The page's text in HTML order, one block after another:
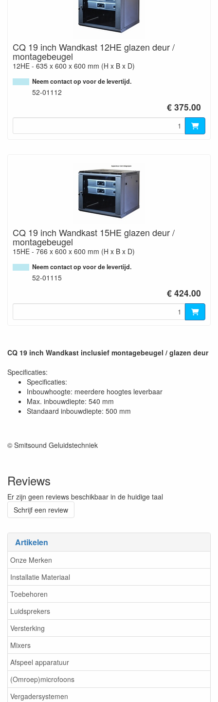
Artikelen
Onze Merken
Installatie Materiaal
Toebehoren
Luidsprekers
Versterking
Mixers
Afspeel apparatuur
(Omroep)microfoons
Vergadersystemen
CQ 19 inch Wandkast 12HE glazen deur /
montagebeugel
12HE - 635 x 600 x 600 mm (H x B x D)
Neem contact op voor de levertijd.
52-01112
€ 375.00
CQ 19 inch Wandkast 15HE glazen deur /
montagebeugel
15HE - 766 x 600 x 600 mm (H x B x D)
Neem contact op voor de levertijd.
52-01115
€ 424.00
CQ 19 inch Wandkast inclusief montagebeugel / glazen deur
Specificaties:
Specificaties:
Inbouwhoogte: meerdere hoogtes leverbaar
Max. inbouwdiepte: 540 mm
Standaard inbouwdiepte: 500 mm
© Smitsound Geluidstechniek
Reviews
Er zijn geen reviews beschikbaar in de huidige taal
Schrijf een review